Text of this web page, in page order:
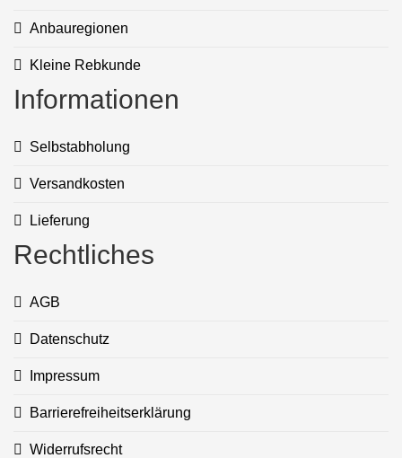
Anbauregionen
Kleine Rebkunde
Informationen
Selbstabholung
Versandkosten
Lieferung
Rechtliches
AGB
Datenschutz
Impressum
Barrierefreiheitserklärung
Widerrufsrecht